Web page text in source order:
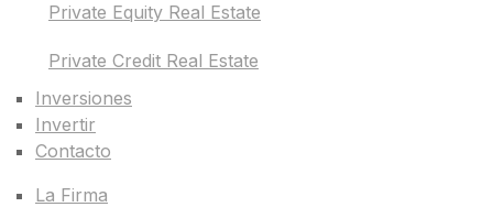
Private Equity Real Estate
Private Credit Real Estate
Inversiones
Invertir
Contacto
La Firma